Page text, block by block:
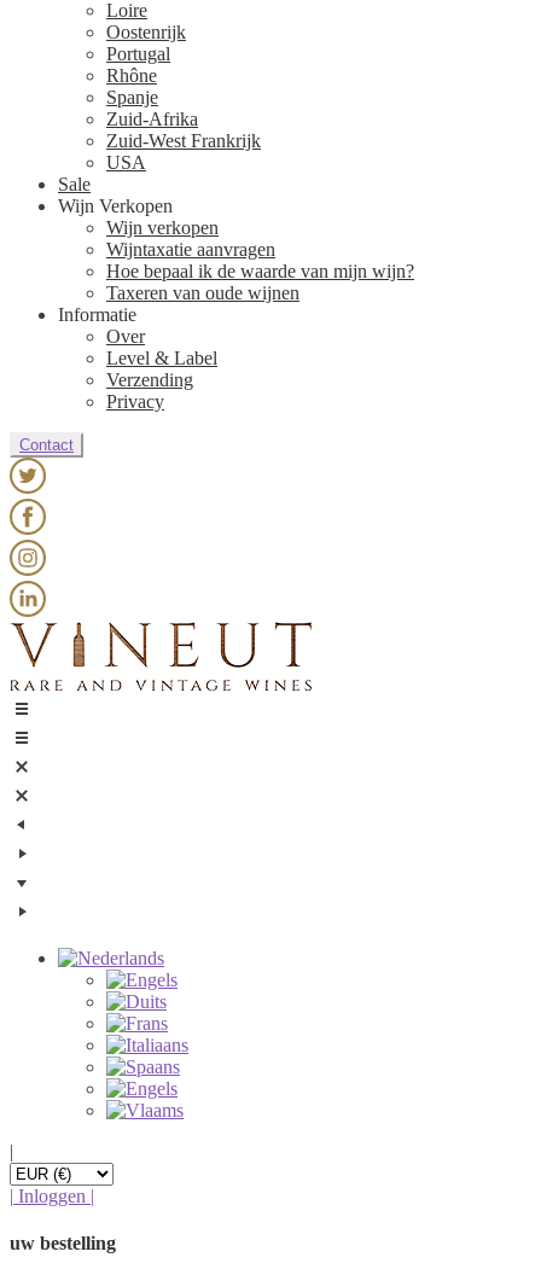
Loire
Oostenrijk
Portugal
Rhône
Spanje
Zuid-Afrika
Zuid-West Frankrijk
USA
Sale
Wijn Verkopen
Wijn verkopen
Wijntaxatie aanvragen
Hoe bepaal ik de waarde van mijn wijn?
Taxeren van oude wijnen
Informatie
Over
Level & Label
Verzending
Privacy
Contact
|
| Inloggen |
uw bestelling